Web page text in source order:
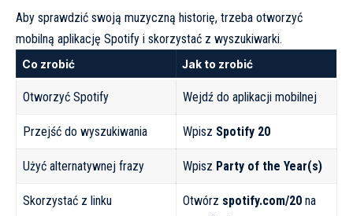
Aby sprawdzić swoją muzyczną historię, trzeba otworzyć
mobilną aplikację Spotify i skorzystać z wyszukiwarki.
Co zrobić Jak to zrobić
Otworzyć Spotify Wejdź do aplikacji mobilnej
Przejść do wyszukiwania Wpisz Spotify 20
Użyć alternatywnej frazy Wpisz Party of the Year(s)
Skorzystać z linku Otwórz spotify.com/20 na